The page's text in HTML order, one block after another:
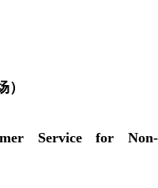
人-国内市场）
Service for Non-